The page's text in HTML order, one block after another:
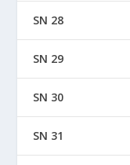
SN 28
SN 29
SN 30
SN 31